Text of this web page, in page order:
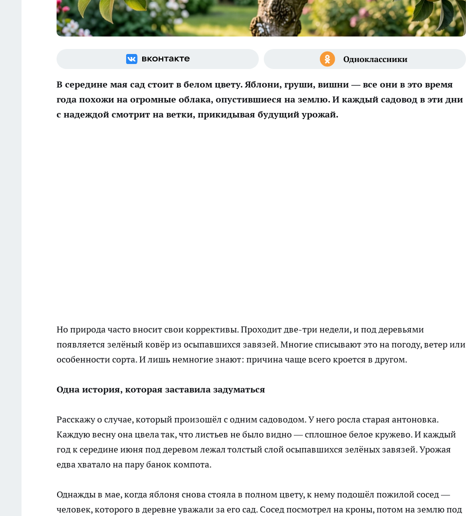
В середине мая сад стоит в белом цвету. Яблони, груши, вишни — все они в это время
года похожи на огромные облака, опустившиеся на землю. И каждый садовод в эти дни
с надеждой смотрит на ветки, прикидывая будущий урожай.
Но природа часто вносит свои коррективы. Проходит две-тринедели, и под деревьями
появляется зелёный ковёр из осыпавшихся завязей. Многие списывают это на погоду, ветер или
особенности сорта. И лишь немногие знают: причина чаще всего кроется в другом.
Одна история, которая заставила задуматься
Расскажу о случае, который произошёл с одним садоводом. У него росла старая антоновка.
Каждую весну она цвела так, что листьев не было видно — сплошное белое кружево. И каждый
год к середине июня под деревом лежал толстый слой осыпавшихся зелёных завязей. Урожая
едва хватало на пару банок компота.
Однажды в мае, когда яблоня снова стояла в полном цвету, к нему подошёл пожилой сосед —
человек, которого в деревне уважали за его сад. Сосед посмотрел на кроны, потом на землю под